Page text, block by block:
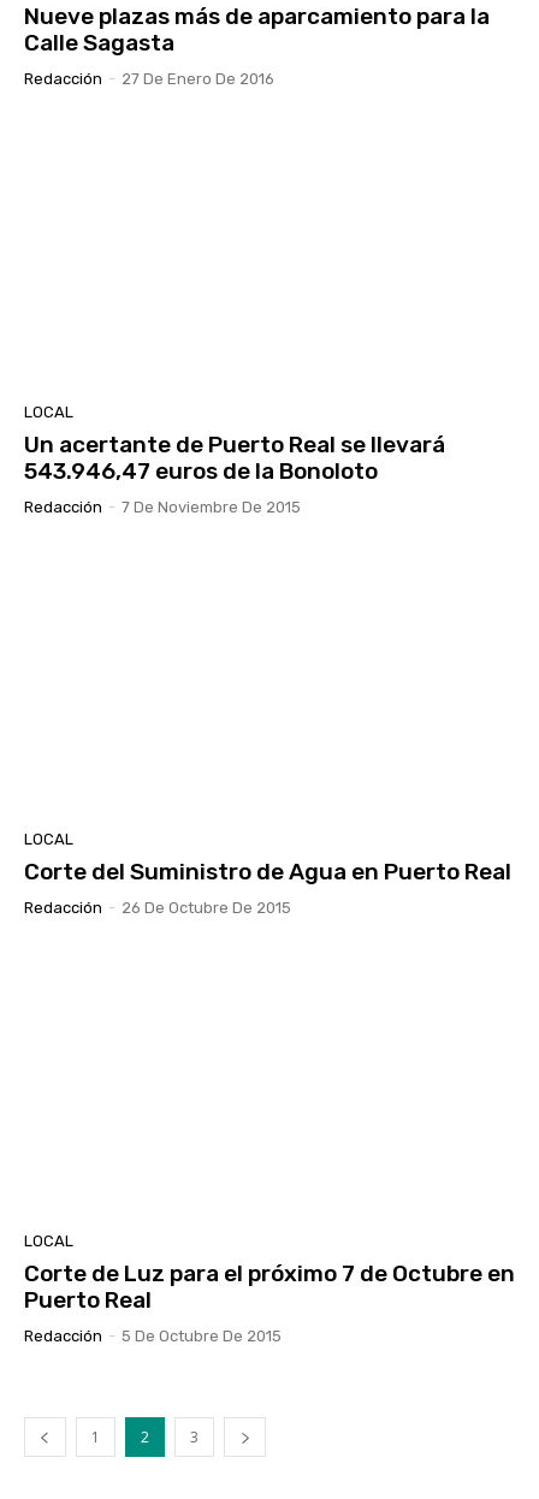
Nueve plazas más de aparcamiento para la
Calle Sagasta
Redacción - 27 De Enero De 2016
LOCAL
Un acertante de Puerto Real se llevará
543.946,47 euros de la Bonoloto
Redacción - 7 De Noviembre De 2015
LOCAL
Corte del Suministro de Agua en Puerto Real
Redacción - 26 De Octubre De 2015
LOCAL
Corte de Luz para el próximo 7 de Octubre en
Puerto Real
Redacción - 5 De Octubre De 2015
1 2 3